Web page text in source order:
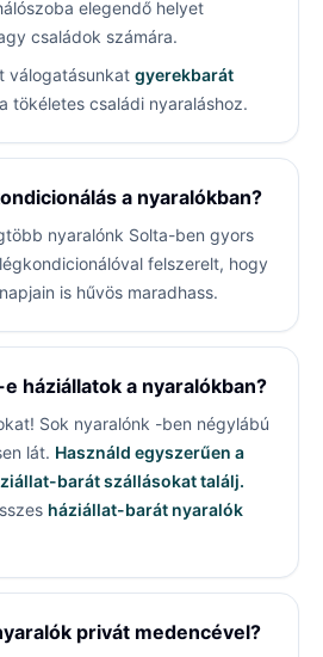
elegendő helyet
családok számára.
válogatásunkat gyerekbarát
a tökéletes családi nyaraláshoz.
a nyaralókban?
nyaralónk Solta-ben gyors
felszerelt, hogy
is hűvös maradhass.
háziállatok a nyaralókban?
Sok nyaralónk -ben négylábú
lát. Használd egyszerűen a
barát szállásokat találj.
háziállat-barát nyaralók
privát medencével?